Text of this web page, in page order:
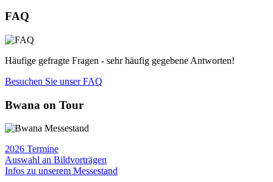
FAQ
Häufige gefragte Fragen - sehr häufig gegebene Antworten!
Besuchen Sie unser FAQ
Bwana on Tour
2026 Termine
Auswahl an Bildvorträgen
Infos zu unserem Messestand